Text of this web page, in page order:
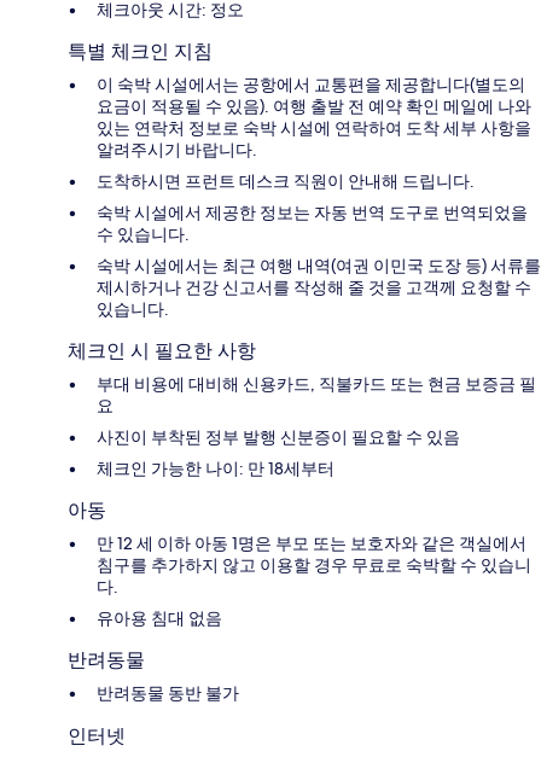
체크아웃 시간: 정오
특별 체크인 지침
이 숙박 시설에서는 공항에서 교통편을 제공합니다(별도의
요금이 적용될 수 있음). 여행 출발 전 예약 확인 메일에 나와
있는 연락처 정보로 숙박 시설에 연락하여 도착 세부 사항을
알려주시기 바랍니다.
도착하시면 프런트 데스크 직원이 안내해 드립니다.
숙박 시설에서 제공한 정보는 자동 번역 도구로 번역되었을
수 있습니다.
숙박 시설에서는 최근 여행 내역(여권 이민국 도장 등) 서류를
제시하거나 건강 신고서를 작성해 줄 것을 고객께 요청할 수
있습니다.
체크인 시 필요한 사항
부대 비용에 대비해 신용카드, 직불카드 또는 현금 보증금 필
요
사진이 부착된 정부 발행 신분증이 필요할 수 있음
체크인 가능한 나이: 만 18세부터
아동
만 12 세 이하 아동 1명은 부모 또는 보호자와 같은 객실에서
침구를 추가하지 않고 이용할 경우 무료로 숙박할 수 있습니
다.
유아용 침대 없음
반려동물
반려동물 동반 불가
인터넷